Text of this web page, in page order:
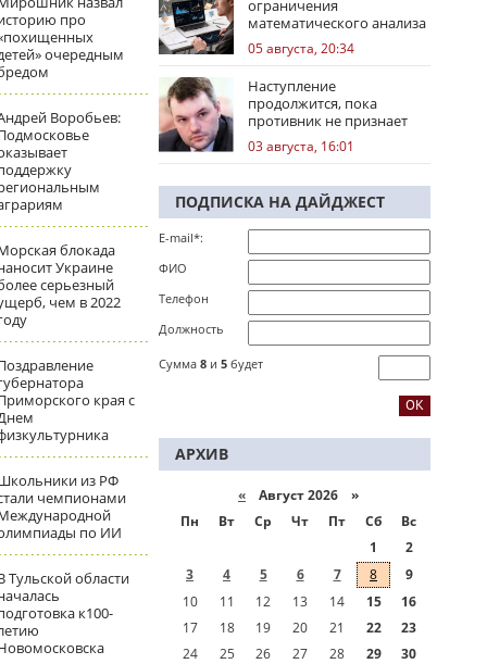
про
очередным
Воробьев:
блокада
Украине
серьезный
чем в 2022
края с
из РФ
чемпионами
по ИИ
Тульской области
к100-
ограничения
математического анализа
избирательных кампаний
05 августа, 20:34
Наступление
продолжится, пока
противник не признает
стратегическое
поражение
03 августа, 16:01
ПОДПИСКА НА ДАЙДЖЕСТ
E-mail*:
ФИО
Телефон
Должность
Сумма 8 и 5 будет
АРХИВ
« Август 2026 »
Пн
Вт Ср Чт Пт Сб
Вс
1
2
3
4 5 6 7 8
9
10
11 12 13 14 15
16
17
18 19 20 21 22
23
24
25 26 27 28 29
30